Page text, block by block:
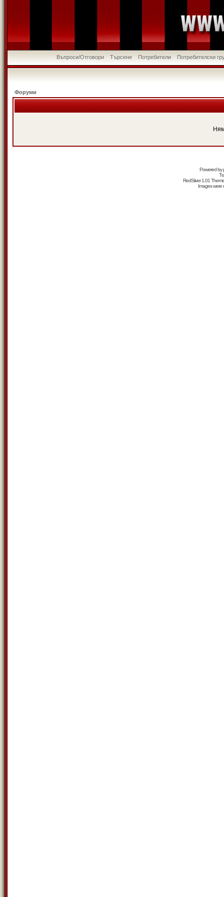
Въпроси/Отговори Търсене Потребители Потребителски
Форуми
Powered by
RedSilver 1.01
Images were